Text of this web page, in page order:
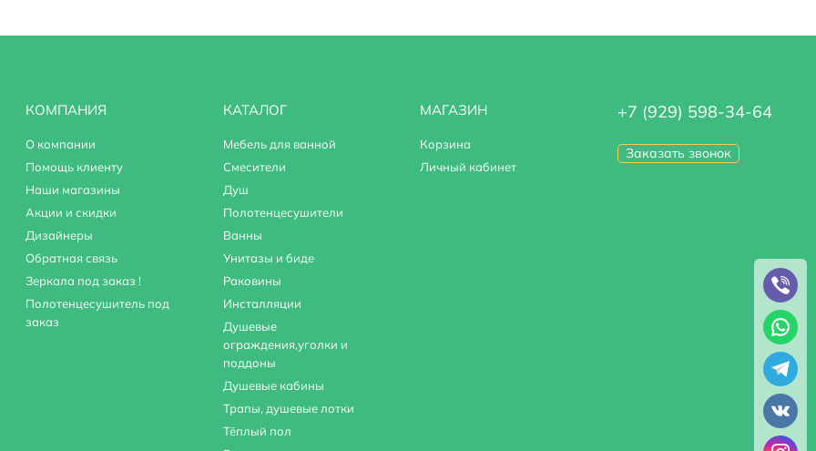
КОМПАНИЯ
О компании
Помощь клиенту
Наши магазины
Акции и скидки
Дизайнеры
Обратная связь
Зеркала под заказ !
Полотенцесушитель под
заказ
КАТАЛОГ
Мебель для ванной
Смесители
Душ
Полотенцесушители
Ванны
Унитазы и биде
Раковины
Инсталляции
Душевые
ограждения,уголки и
поддоны
Душевые кабины
Трапы, душевые лотки
Тёплый пол
МАГАЗИН
Корзина
Личный кабинет
+7 (929) 598-34-64
Заказать звонок